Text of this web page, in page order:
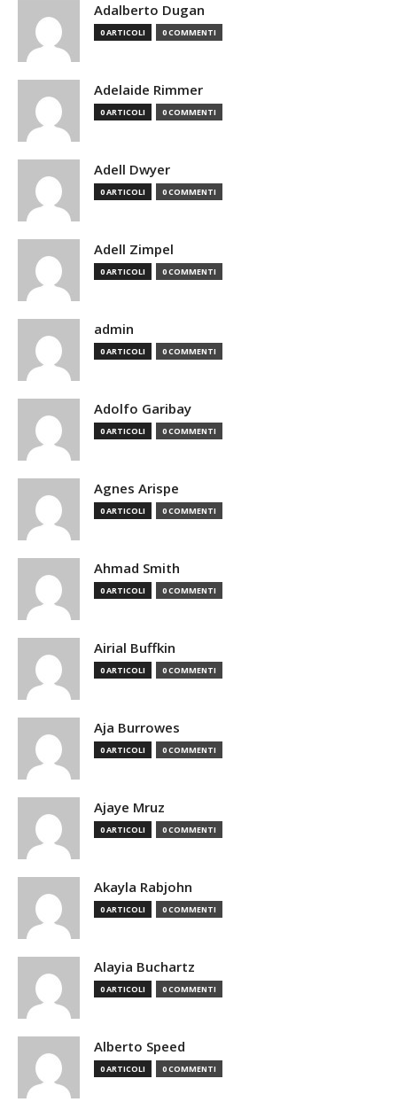
Adalberto Dugan
0 ARTICOLI 0 COMMENTI
Adelaide Rimmer
0 ARTICOLI 0 COMMENTI
Adell Dwyer
0 ARTICOLI 0 COMMENTI
Adell Zimpel
0 ARTICOLI 0 COMMENTI
admin
0 ARTICOLI 0 COMMENTI
Adolfo Garibay
0 ARTICOLI 0 COMMENTI
Agnes Arispe
0 ARTICOLI 0 COMMENTI
Ahmad Smith
0 ARTICOLI 0 COMMENTI
Airial Buffkin
0 ARTICOLI 0 COMMENTI
Aja Burrowes
0 ARTICOLI 0 COMMENTI
Ajaye Mruz
0 ARTICOLI 0 COMMENTI
Akayla Rabjohn
0 ARTICOLI 0 COMMENTI
Alayia Buchartz
0 ARTICOLI 0 COMMENTI
Alberto Speed
0 ARTICOLI 0 COMMENTI